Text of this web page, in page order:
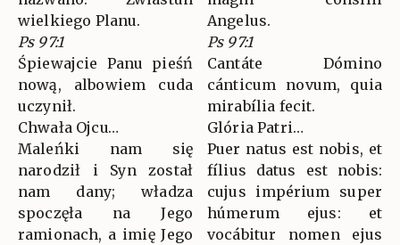
wielkiego Planu.
Ps 97:1
Śpiewajcie Panu pieśń
nową, albowiem cuda
uczynił.
Chwała Ojcu…
Maleńki nam się
narodził i Syn został
nam dany; władza
spoczęła na Jego
ramionach, a imię Jego
Angelus.
Ps 97:1
Cantáte Dómino
cánticum novum, quia
mirabília fecit.
Glória Patri…
Puer natus est nobis, et
fílius datus est nobis:
cujus impérium super
húmerum ejus: et
vocábitur nomen ejus